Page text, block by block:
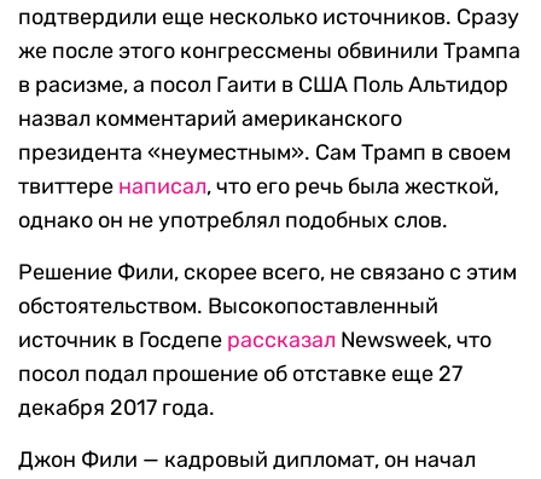
подтвердили еще несколько источников. Сразу
же после этого конгрессмены обвинили Трампа
в расизме, а посол Гаити в США Поль Альтидор
назвал комментарий американского
президента «неуместным». Сам Трамп в своем
твиттере написал, что его речь была жесткой,
однако он не употреблял подобных слов.
Решение Фили, скорее всего, не связано с этим
обстоятельством. Высокопоставленный
источник в Госдепе рассказал Newsweek, что
посол подал прошение об отставке еще 27
декабря 2017 года.
Джон Фили — кадровый дипломат, он начал